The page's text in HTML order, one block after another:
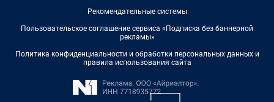
Рекомендательные системы
Пользовательское соглашение сервиса «Подписка без баннерной
рекламы»
Политика конфиденциальности и обработки персональных данных и
правила использования сайта